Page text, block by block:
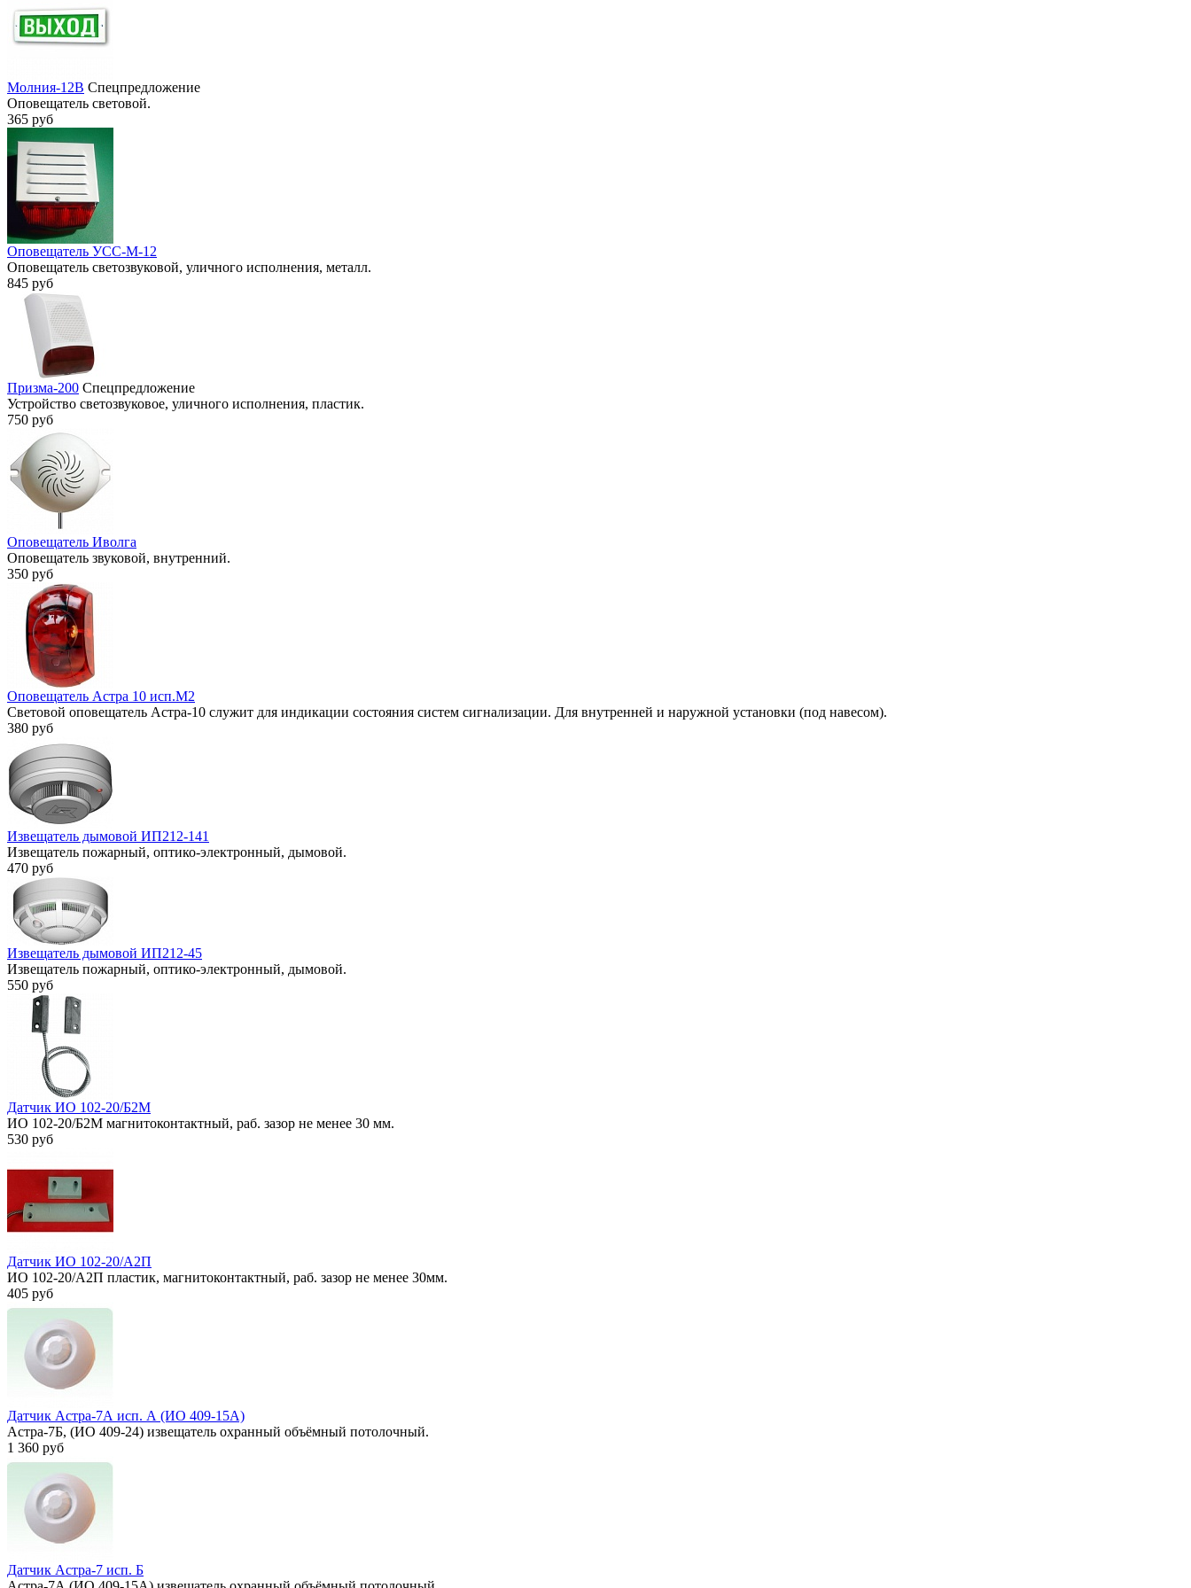
Молния-12В Спецпредложение
Оповещатель световой.
365 руб
Оповещатель УСС-М-12
Оповещатель светозвуковой, уличного исполнения, металл.
845 руб
Призма-200 Спецпредложение
Устройство светозвуковое, уличного исполнения, пластик.
750 руб
Оповещатель Иволга
Оповещатель звуковой, внутренний.
350 руб
Оповещатель Астра 10 исп.М2
Световой оповещатель Астра-10 служит для индикации состояния систем сигнализации. Для внутренней и наружной установки (под навесом).
380 руб
Извещатель дымовой ИП212-141
Извещатель пожарный, оптико-электронный, дымовой.
470 руб
Извещатель дымовой ИП212-45
Извещатель пожарный, оптико-электронный, дымовой.
550 руб
Датчик ИО 102-20/Б2М
ИО 102-20/Б2М магнитоконтактный, раб. зазор не менее 30 мм.
530 руб
Датчик ИО 102-20/А2П
ИО 102-20/А2П пластик, магнитоконтактный, раб. зазор не менее 30мм.
405 руб
Датчик Астра-7А исп. А (ИО 409-15А)
Астра-7Б, (ИО 409-24) извещатель охранный объёмный потолочный.
1 360 руб
Датчик Астра-7 исп. Б